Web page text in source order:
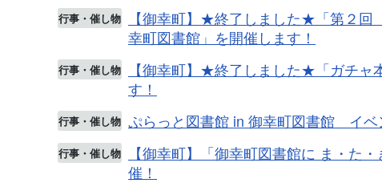
行事・催し物
【御幸町】★終了しました★「第２
幸町図書館」を開催します！
行事・催し物
【御幸町】★終了しました★「ガチ
す！
行事・催し物 ぷらっと図書館 in 御幸町図書館 イベ
行事・催し物
【御幸町】「御幸町図書館に ま・た
催！